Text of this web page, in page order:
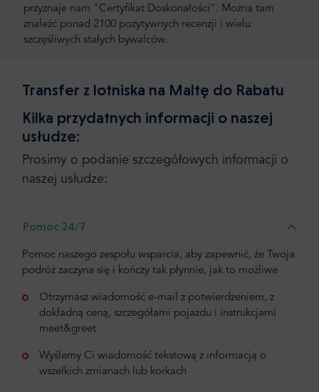
przyznaje nam "Certyfikat Doskonałości". Można tam
znaleźć ponad 2100 pozytywnych recenzji i wielu
szczęśliwych stałych bywalców.
Transfer z lotniska na Maltę do Rabatu
Kilka przydatnych informacji o naszej
usłudze:
Prosimy o podanie szczegółowych informacji o
naszej usłudze:
Pomoc 24/7
Pomoc naszego zespołu wsparcia, aby zapewnić, że Twoja
podróż zaczyna się i kończy tak płynnie, jak to możliwe
Otrzymasz wiadomość e-mail z potwierdzeniem, z
dokładną ceną, szczegółami pojazdu i instrukcjami
meet&greet
Wyślemy Ci wiadomość tekstową z informacją o
wszelkich zmianach lub korkach